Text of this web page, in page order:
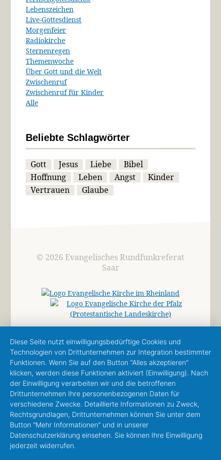
Lebenszeichen
Live-Gottesdienst
Morgenfeier
Radiokirche
Sternenregen
Themenwoche
Über Gott und die Welt
Zwischenruf
Zwischenruf für Kinder
Alle
Beliebte Schlagwörter
Gott Jesus Liebe
Bibel
Hoffnung
Leben Angst
Kinder
Vertrauen
Glaube
© 2026 Evangelisches Rundfunkreferat
Saar
Diese Seite nutzt einwilligungsbedürftige Cookies und
Technologien von Drittunternehmen zur Integration bestimmter
Funktionen. Wenn Sie auf den Button "Alles akzeptieren"
klicken, werden diese Funktionen aktiviert (Einwilligung). Nach
der Einwilligung verarbeiten wir und die betroffenen
Drittunternehmen Ihre personenbezogenen Daten für
verschiedene Zwecke. Detaillierte Informationen zu Zweck,
Rechtsgrundlagen, Drittunternehmen können Sie unter dem
Button "Mehr Informationen" und in unserer
Datenschutzerklärung einsehen. Sie können Ihre Einwilligung
jederzeit widerrufen.